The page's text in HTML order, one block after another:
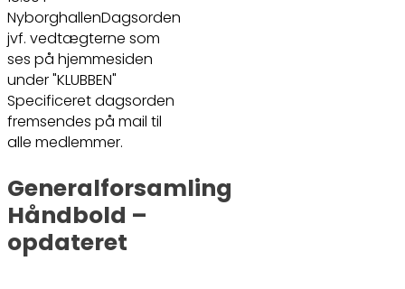
NyborghallenDagsorden
jvf. vedtægterne som
ses på hjemmesiden
under "KLUBBEN"
Specificeret dagsorden
fremsendes på mail til
alle medlemmer.
Generalforsamling
Håndbold –
opdateret